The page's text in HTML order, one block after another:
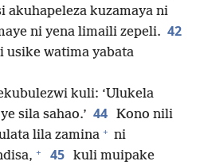
akuhapeleza kuzamaya ni
ni yena limaili zepeli. 42
usike watima yabata
kuli: ‘Ulukela
sila sahao.’ 44 Kono nili
lila zamina + ni
+ 45 kuli muipake